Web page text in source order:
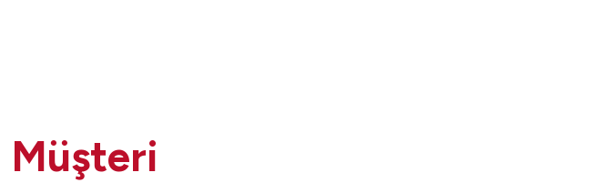
Müşteri